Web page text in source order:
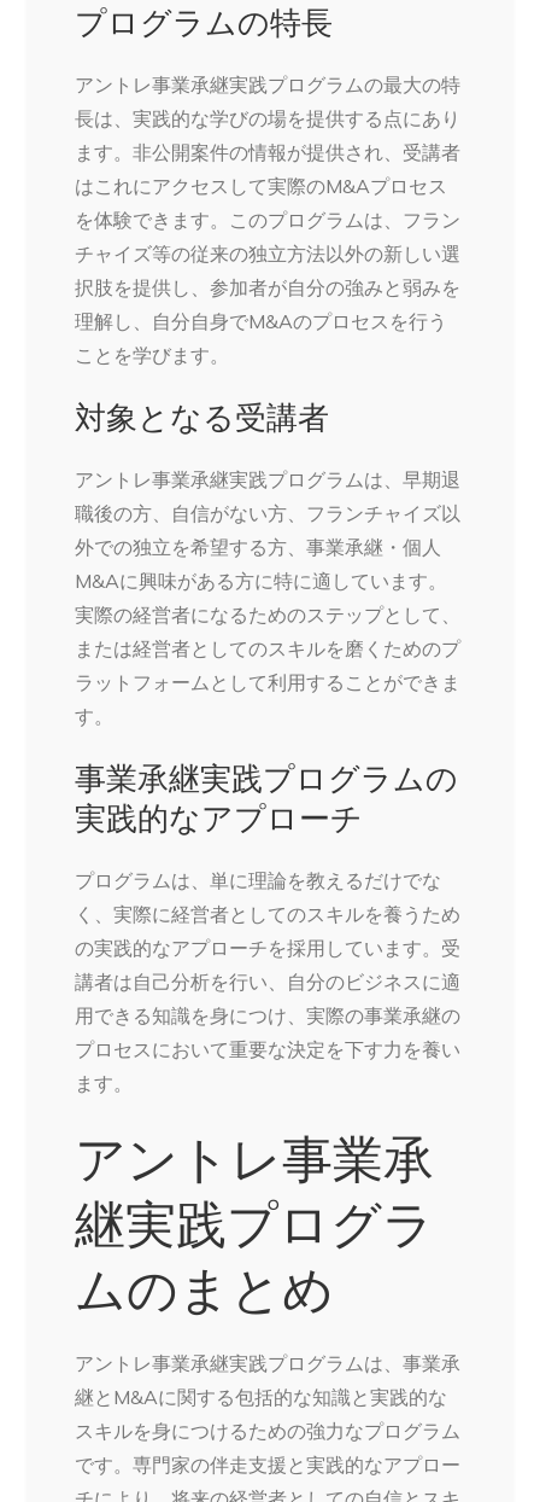
プログラムの特長
アントレ事業承継実践プログラムの最大の特
長は、実践的な学びの場を提供する点にあり
ます。非公開案件の情報が提供され、受講者
はこれにアクセスして実際のM&Aプロセス
を体験できます。このプログラムは、フラン
チャイズ等の従来の独立方法以外の新しい選
択肢を提供し、参加者が自分の強みと弱みを
理解し、自分自身でM&Aのプロセスを行う
ことを学びます。
対象となる受講者
アントレ事業承継実践プログラムは、早期退
職後の方、自信がない方、フランチャイズ以
外での独立を希望する方、事業承継・個人
M&Aに興味がある方に特に適しています。
実際の経営者になるためのステップとして、
または経営者としてのスキルを磨くためのプ
ラットフォームとして利用することができま
す。
事業承継実践プログラムの
実践的なアプローチ
プログラムは、単に理論を教えるだけでな
く、実際に経営者としてのスキルを養うため
の実践的なアプローチを採用しています。受
講者は自己分析を行い、自分のビジネスに適
用できる知識を身につけ、実際の事業承継の
プロセスにおいて重要な決定を下す力を養い
ます。
アントレ事業承
継実践プログラ
ムのまとめ
アントレ事業承継実践プログラムは、事業承
継とM&Aに関する包括的な知識と実践的な
スキルを身につけるための強力なプログラム
です。専門家の伴走支援と実践的なアプロー